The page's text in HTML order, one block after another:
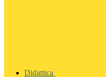
Didattica